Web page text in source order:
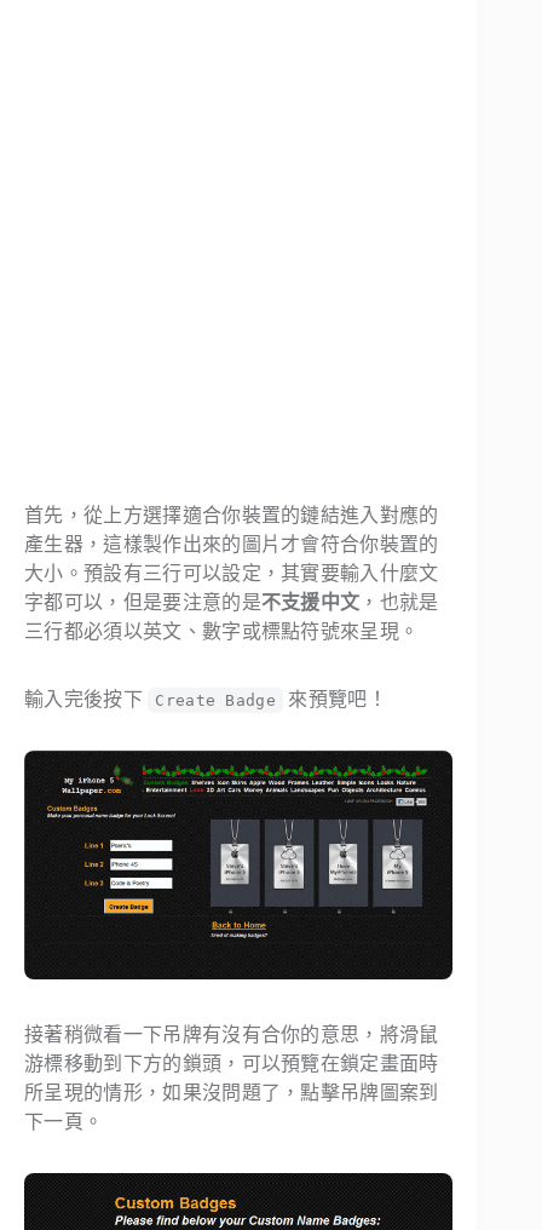
首先，從上方選擇適合你裝置的鏈結進入對應的
產生器，這樣製作出來的圖片才會符合你裝置的
大小。預設有三行可以設定，其實要輸入什麼文
字都可以，但是要注意的是不支援中文 ，也就是
三行都必須以英文、數字或標點符號來呈現。
輸入完後按下 Create Badge 來預覽吧！
接著稍微看一下吊牌有沒有合你的意思，將滑鼠
游標移動到下方的鎖頭，可以預覽在鎖定畫面時
所呈現的情形，如果沒問題了，點擊吊牌圖案到
下一頁。